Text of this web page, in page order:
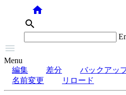
home
search

Menu
編集
差分 バックアッ
名前変更
リロード